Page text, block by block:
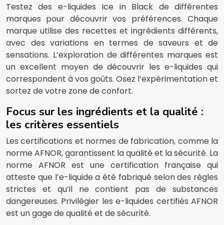
Testez des e-liquides Ice in Black de différentes
marques pour découvrir vos préférences. Chaque
marque utilise des recettes et ingrédients différents,
avec des variations en termes de saveurs et de
sensations. L’exploration de différentes marques est
un excellent moyen de découvrir les e-liquides qui
correspondent à vos goûts. Osez l’expérimentation et
sortez de votre zone de confort.
Focus sur les ingrédients et la qualité :
les critères essentiels
Les certifications et normes de fabrication, comme la
norme AFNOR, garantissent la qualité et la sécurité. La
norme AFNOR est une certification française qui
atteste que l’e-liquide a été fabriqué selon des règles
strictes et qu’il ne contient pas de substances
dangereuses. Privilégier les e-liquides certifiés AFNOR
est un gage de qualité et de sécurité.